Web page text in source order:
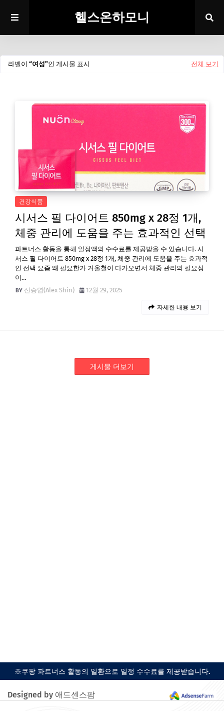
헬스온하모니
라벨이 여성 인 게시물 표시 전체 보기
건강식품
시서스 필 다이어트 850mg x 28정 1개,
체중 관리에 도움을 주는 효과적인 선택
파트너스 활동을 통해 일정액의 수수료를 제공받을 수 있습니다. 시
서스 필 다이어트 850mg x 28정 1개, 체중 관리에 도움을 주는 효과적
인 선택 요즘 왜 필요한가 겨울철이 다가오면서 체중 관리의 필요성
이…
신승엽(Alex Shin)
12월 29, 2025
자세한 내용 보기
게시물 더보기
※쿠팡 파트너스 활동의 일환으로 일정 수수료를 제공받습니다.
Designed by 애드센스팜